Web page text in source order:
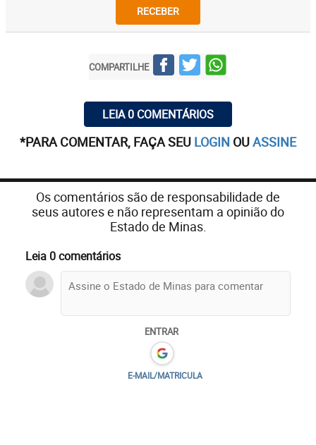
RECEBER
COMPARTILHE
LEIA 0 COMENTÁRIOS
*PARA COMENTAR, FAÇA SEU LOGIN OUASSINE
Os comentários são de responsabilidade de
seus autores e não representam a opinião do
Estado de Minas.
Leia 0 comentários
ENTRAR
E-MAIL/MATRICULA